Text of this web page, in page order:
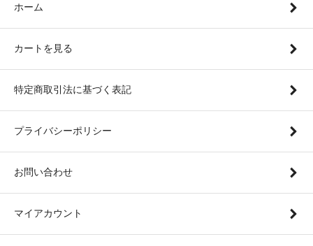
ホーム
カートを見る
特定商取引法に基づく表記
プライバシーポリシー
お問い合わせ
マイアカウント